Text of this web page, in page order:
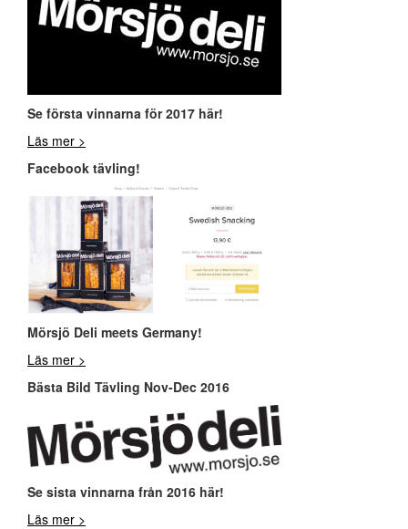
Se första vinnarna för 2017 här!
Läs mer >
Facebook tävling!
Mörsjö Deli meets Germany!
Läs mer >
Bästa Bild Tävling Nov-Dec 2016
Se sista vinnarna från 2016 här!
Läs mer >